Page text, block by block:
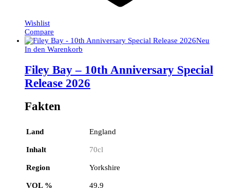
Wishlist
Compare
Neu
In den Warenkorb
Filey Bay – 10th Anniversary Special
Release 2026
Fakten
Land England
Inhalt 70cl
Region Yorkshire
VOL % 49.9